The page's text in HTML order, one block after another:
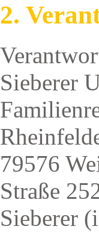
2.
Sieberer
79576
Straße
Sieberer